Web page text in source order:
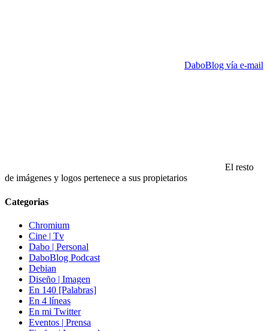
DaboBlog vía e-mail
El resto
de imágenes y logos pertenece a sus propietarios
Categorias
Chromium
Cine | Tv
Dabo | Personal
DaboBlog Podcast
Debian
Diseño | Imagen
En 140 [Palabras]
En 4 líneas
En mi Twitter
Eventos | Prensa